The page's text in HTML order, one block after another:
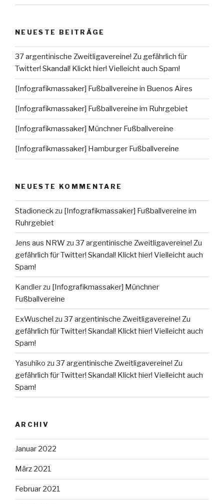
NEUESTE BEITRÄGE
37 argentinische Zweitligavereine! Zu gefährlich für
Twitter! Skandal! Klickt hier! Vielleicht auch Spam!
[Infografikmassaker] Fußballvereine in Buenos Aires
[Infografikmassaker] Fußballvereine im Ruhrgebiet
[Infografikmassaker] Münchner Fußballvereine
[Infografikmassaker] Hamburger Fußballvereine
NEUESTE KOMMENTARE
Stadioneckzu [Infografikmassaker] Fußballvereine im
Ruhrgebiet
Jens aus NRW zu 37 argentinische Zweitligavereine! Zu
gefährlich für Twitter! Skandal! Klickt hier! Vielleicht auch
Spam!
Kandlerzu [Infografikmassaker] Münchner
Fußballvereine
ExWuschel zu 37 argentinische Zweitligavereine! Zu
gefährlich für Twitter! Skandal! Klickt hier! Vielleicht auch
Spam!
Yasuhiko zu 37 argentinische Zweitligavereine! Zu
gefährlich für Twitter! Skandal! Klickt hier! Vielleicht auch
Spam!
ARCHIV
Januar 2022
März 2021
Februar 2021